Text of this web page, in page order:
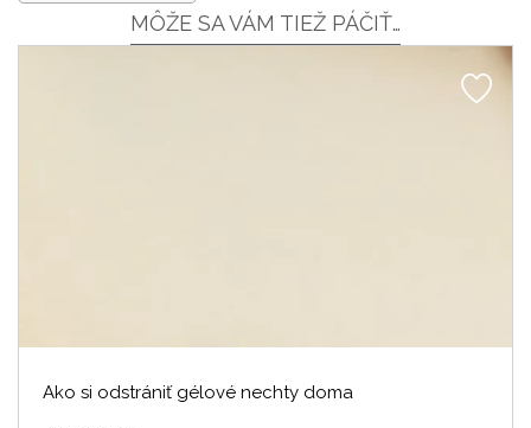
MÔŽE SA VÁM TIEŽ PÁČIŤ…
Ako si odstrániť gélové nechty doma